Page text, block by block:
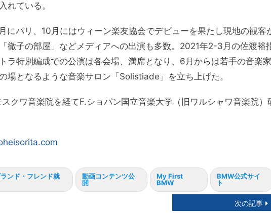
れている。
にパリ、10月にはウィーン楽友協会でデビューを果たし現地の観客
徹子の部屋」などメディアへの出演も多数。2021年2-3月の佐渡裕
ラ特別編成での公演は各会場、満席となり、6月からは若手の音楽家
場となるような音楽サロン「Solistiade」を立ち上げた。
クワ音楽院を経てF.ショパン国立音楽大学（旧ワルシャワ音楽院）
ンド・フレンド就
動画コンテンツ公
開
My First
BMW
BMW公式サイ
ト
次の記事